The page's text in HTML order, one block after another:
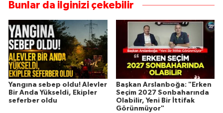
Bunlar da ilginizi çekebilir
Yangına sebep oldu! Alevler
Bir Anda Yükseldi, Ekipler
seferber oldu
Başkan Arslanboğa: "Erken
Seçim 2027 Sonbaharında
Olabilir, Yeni Bir İttifak
Görünmüyor"